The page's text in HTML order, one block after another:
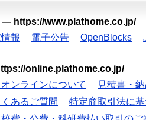
— https://www.plathome.co.jp/
報 電子公告 OpenBlocks
online.plathome.co.jp/
ンラインについて
見積書・
くあるご質問
特定商取引法に